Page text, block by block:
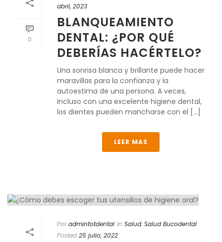
0
abril, 2023
BLANQUEAMIENTO
DENTAL: ¿POR QUÉ
DEBERÍAS HACÉRTELO?
Una sonrisa blanca y brillante puede hacer
maravillas para la confianza y la
autoestima de una persona. A veces,
incluso con una excelente higiene dental,
los dientes pueden mancharse con el [...]
LEER MAS
Por admintotdental In Salud, Salud Bucodental
Posted 25 julio, 2022